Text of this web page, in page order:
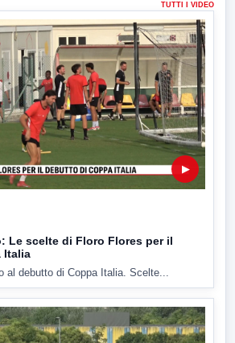
TUTTI I VIDEO
▶
Le scelte di Floro Flores per il
Italia
al debutto di Coppa Italia. Scelte...